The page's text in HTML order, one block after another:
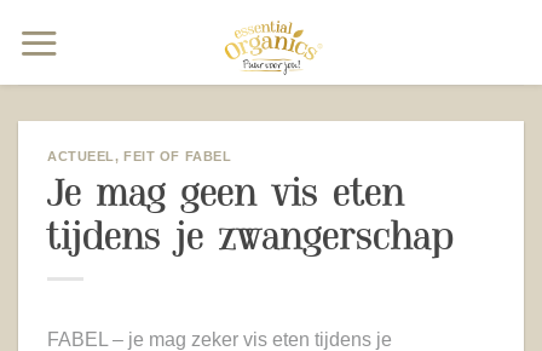
naar
ACTUEEL,FEIT OF FABEL
Je mag geen vis eten
tijdens je zwangerschap
FABEL – je mag zeker vis eten tijdens je